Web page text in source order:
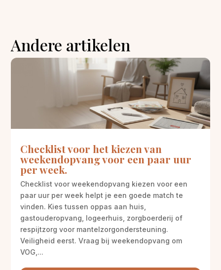
Andere artikelen
Checklist voor het kiezen van
weekendopvang voor een paar uur
per week.
Checklist voor weekendopvang kiezen voor een
paar uur per week helpt je een goede match te
vinden. Kies tussen oppas aan huis,
gastouderopvang, logeerhuis, zorgboerderij of
respijtzorg voor mantelzorgondersteuning.
Veiligheid eerst. Vraag bij weekendopvang om
VOG,...